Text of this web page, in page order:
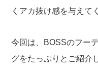
くアカ抜け感を与えて
今回は、BOSSのフー
グをたっぷりとご紹介